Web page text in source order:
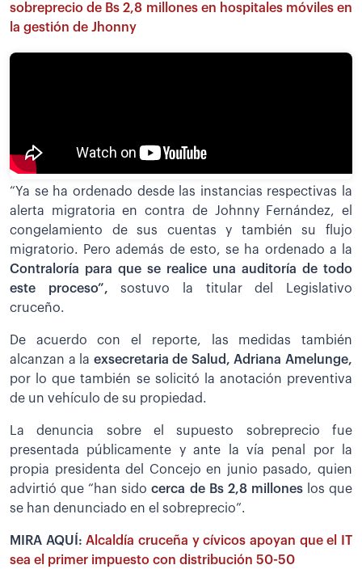
sobreprecio de Bs 2,8 millones en hospitales móviles en
la gestión de Jhonny
“Ya se ha ordenado desde las instancias respectivas la
alerta migratoria en contra de Johnny Fernández, el
congelamiento de sus cuentas y también su flujo
migratorio. Pero además de esto, se ha ordenado a la
Contraloría para que se realice una auditoría de todo
este proceso”,sostuvo la titular del Legislativo
cruceño.
De acuerdo con el reporte, las medidas también
alcanzan a la exsecretaria de Salud, Adriana Amelunge,
por lo que también se solicitó la anotación preventiva
de un vehículo de su propiedad.
La denuncia sobre el supuesto sobreprecio fue
presentada públicamente y ante la vía penal por la
propia presidenta del Concejo en junio pasado, quien
advirtió que “han sidocerca de Bs 2,8 milloneslos que
se han denunciado en el sobreprecio”.
MIRA AQUÍ:Alcaldía cruceña y cívicos apoyan que el IT
sea el primer impuesto con distribución 50-50